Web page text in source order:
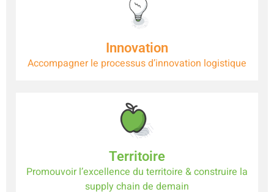
Innovation
Accompagner le processus d’innovation logistique
Territoire
Promouvoir l’excellence du territoire & construire la
supply chain de demain